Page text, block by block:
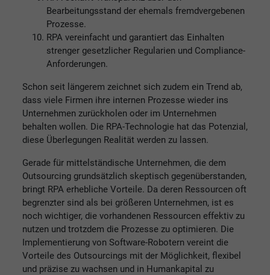
Bearbeitungsstand der ehemals fremdvergebenen
Prozesse.
RPA vereinfacht und garantiert das Einhalten
strenger gesetzlicher Regularien und Compliance-
Anforderungen.
Schon seit längerem zeichnet sich zudem ein Trend ab,
dass viele Firmen ihre internen Prozesse wieder ins
Unternehmen zurückholen oder im Unternehmen
behalten wollen. Die RPA-Technologie hat das Potenzial,
diese Überlegungen Realität werden zu lassen.
Gerade für mittelständische Unternehmen, die dem
Outsourcing grundsätzlich skeptisch gegenüberstanden,
bringt RPA erhebliche Vorteile. Da deren Ressourcen oft
begrenzter sind als bei größeren Unternehmen, ist es
noch wichtiger, die vorhandenen Ressourcen effektiv zu
nutzen und trotzdem die Prozesse zu optimieren. Die
Implementierung von Software-Robotern vereint die
Vorteile des Outsourcings mit der Möglichkeit, flexibel
und präzise zu wachsen und in Humankapital zu